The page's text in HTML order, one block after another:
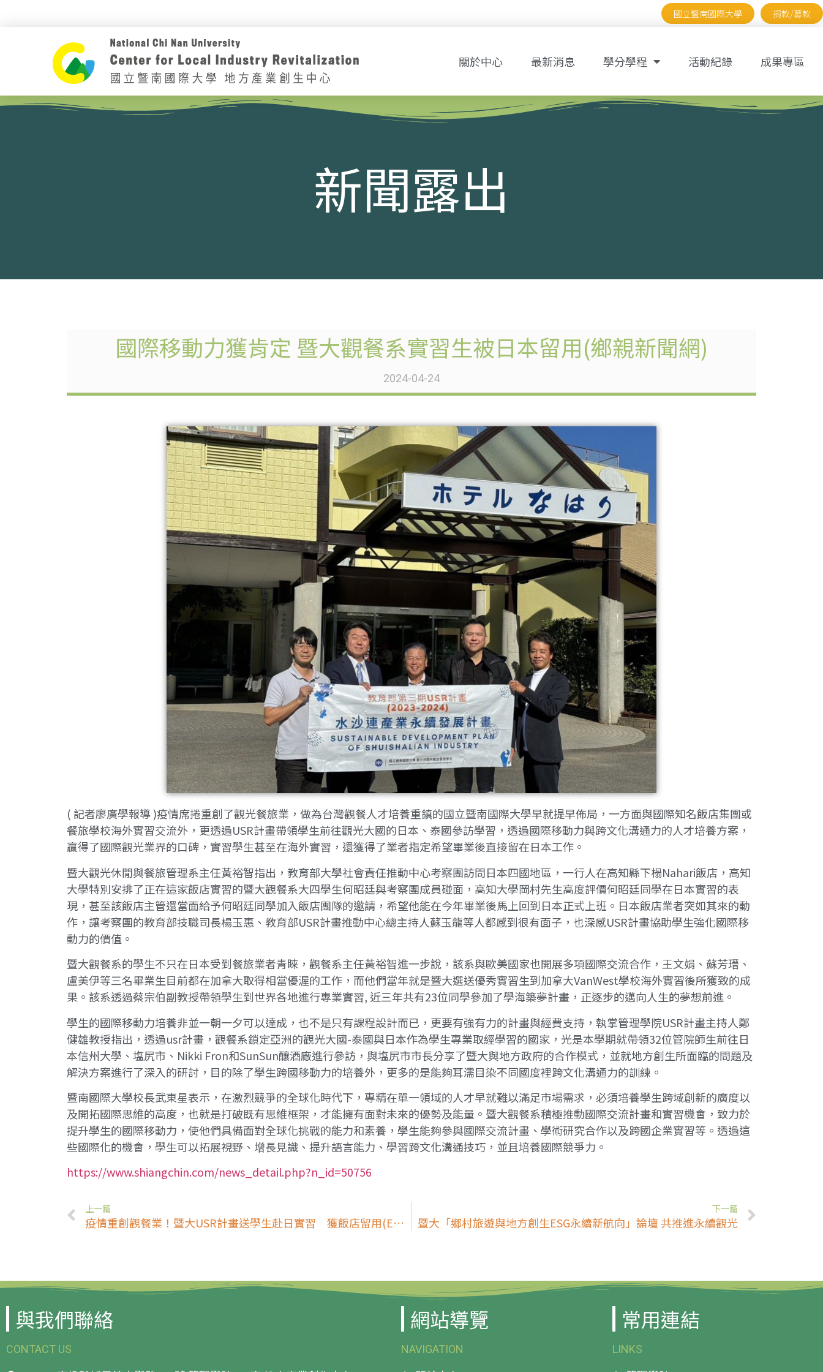
國立暨南國際大學 捐款/募款
關於中心 最新消息 學分學程 活動紀錄 成果專區
新聞露出
國際移動力獲肯定 暨大觀餐系實習生被日本留用(鄉親新聞網)
2024-04-24
( 記者廖廣學報導 )疫情席捲重創了觀光餐旅業，做為台灣觀餐人才培養重鎮的國立暨南國際大學早就提早佈局，一方面與國際知名飯店集團或
餐旅學校海外實習交流外，更透過USR計畫帶領學生前往觀光大國的日本、泰國參訪學習，透過國際移動力與跨文化溝通力的人才培養方案，
贏得了國際觀光業界的口碑，實習學生甚至在海外實習，還獲得了業者指定希望畢業後直接留在日本工作。
暨大觀光休閒與餐旅管理系主任黃裕智指出，教育部大學社會責任推動中心考察團訪問日本四國地區，一行人在高知縣下榻Nahari飯店，高知
大學特別安排了正在這家飯店實習的暨大觀餐系大四學生何昭廷與考察團成員碰面，高知大學岡村先生高度評價何昭廷同學在日本實習的表
現，甚至該飯店主管還當面給予何昭廷同學加入飯店團隊的邀請，希望他能在今年畢業後馬上回到日本正式上班。日本飯店業者突如其來的動
作，讓考察團的教育部技職司長楊玉惠、教育部USR計畫推動中心總主持人蘇玉龍等人都感到很有面子，也深感USR計畫協助學生強化國際移
動力的價值。
暨大觀餐系的學生不只在日本受到餐旅業者青睞，觀餐系主任黃裕智進一步說，該系與歐美國家也開展多項國際交流合作，王文娟、蘇芳瑨、
盧美伊等三名畢業生目前都在加拿大取得相當優渥的工作，而他們當年就是暨大選送優秀實習生到加拿大VanWest學校海外實習後所獲致的成
果。該系透過蔡宗伯副教授帶領學生到世界各地進行專業實習, 近三年共有23位同學參加了學海築夢計畫，正逐步的邁向人生的夢想前進。
學生的國際移動力培養非並一朝一夕可以達成，也不是只有課程設計而已，更要有強有力的計畫與經費支持，執掌管理學院USR計畫主持人鄭
健雄教授指出，透過usr計畫，觀餐系鎖定亞洲的觀光大國-泰國與日本作為學生專業取經學習的國家，光是本學期就帶領32位管院師生前往日
本信州大學、塩尻市、Nikki Fron和SunSun釀酒廠進行參訪，與塩尻市市長分享了暨大與地方政府的合作模式，並就地方創生所面臨的問題及
解決方案進行了深入的研討，目的除了學生跨國移動力的培養外，更多的是能夠耳濡目染不同國度裡跨文化溝通力的訓練。
暨南國際大學校長武東星表示，在激烈競爭的全球化時代下，專精在單一領域的人才早就難以滿足市場需求，必須培養學生跨域創新的廣度以
及開拓國際思維的高度，也就是打破既有思維框架，才能擁有面對未來的優勢及能量。暨大觀餐系積極推動國際交流計畫和實習機會，致力於
提升學生的國際移動力，使他們具備面對全球化挑戰的能力和素養，學生能夠參與國際交流計畫、學術研究合作以及跨國企業實習等。透過這
些國際化的機會，學生可以拓展視野、增長見識、提升語言能力、學習跨文化溝通技巧，並且培養國際競爭力。
https://www.shiangchin.com/news_detail.php?n_id=50756
上一篇
疫情重創觀餐業！暨大USR計畫送學生赴日實習 獲飯店留用(ETtoday 新聞雲)
下一篇
暨大「鄉村旅遊與地方創生ESG永續新航向」論壇 共推進永續觀光
與我們聯絡
CONTACT US
網站導覽
NAVIGATION
常用連結
LINKS